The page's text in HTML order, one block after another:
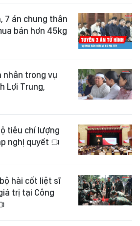
7 án chung thân
bán hơn 45kg
nhân trong vụ
Lợi Trung,
tiêu chí lượng
nghị quyết
hài cốt liệt sĩ
trị tại Công